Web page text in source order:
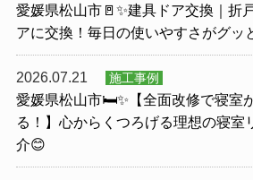
愛媛県松山市🚪✨建具ドア交換｜折
アに交換！毎日の使いやすさがグッ
2026.07.21 施工事例
愛媛県松山市🛏️✨【全面改修で寝室
る！】心からくつろげる理想の寝室
介😊